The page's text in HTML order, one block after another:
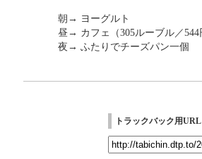
朝→ ヨーグルト
昼→ カフェ（305ルーブル／544
夜→ ふたりでチーズパン一個
トラックバック用URL